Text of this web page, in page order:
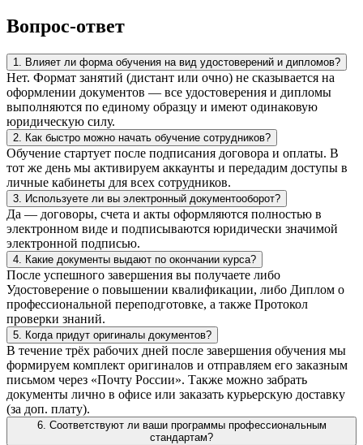
Вопрос-ответ
1. Влияет ли форма обучения на вид удостоверений и дипломов?
Нет. Формат занятий (дистант или очно) не сказывается на
оформлении документов — все удостоверения и дипломы
выполняются по единому образцу и имеют одинаковую
юридическую силу.
2. Как быстро можно начать обучение сотрудников?
Обучение стартует после подписания договора и оплаты. В
тот же день мы активируем аккаунты и передадим доступы в
личные кабинеты для всех сотрудников.
3. Используете ли вы электронный документооборот?
Да — договоры, счета и акты оформляются полностью в
электронном виде и подписываются юридически значимой
электронной подписью.
4. Какие документы выдают по окончании курса?
После успешного завершения вы получаете либо
Удостоверение о повышении квалификации, либо Диплом о
профессиональной переподготовке, а также Протокол
проверки знаний.
5. Когда придут оригиналы документов?
В течение трёх рабочих дней после завершения обучения мы
формируем комплект оригиналов и отправляем его заказным
письмом через «Почту России». Также можно забрать
документы лично в офисе или заказать курьерскую доставку
(за доп. плату).
6. Соответствуют ли ваши программы профессиональным
стандартам?